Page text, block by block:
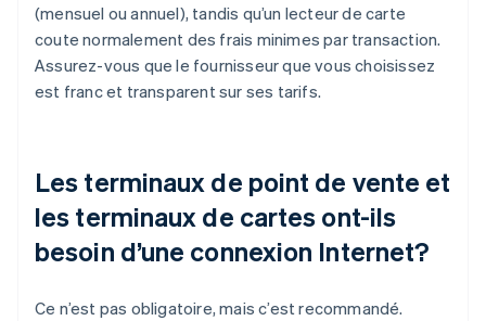
(mensuel ou annuel), tandis qu’un lecteur de carte
coute normalement des frais minimes par transaction.
Assurez-vous que le fournisseur que vous choisissez
est franc et transparent sur ses tarifs.
Les terminaux de point de vente et
les terminaux de cartes ont-ils
besoin d’une connexion Internet?
Ce n’est pas obligatoire, mais c’est recommandé.